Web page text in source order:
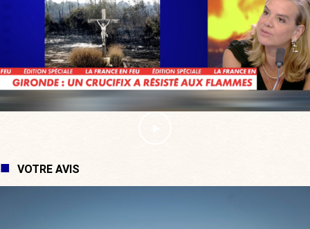
VOTRE AVIS